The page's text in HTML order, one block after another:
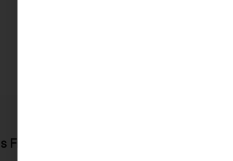
Früchte